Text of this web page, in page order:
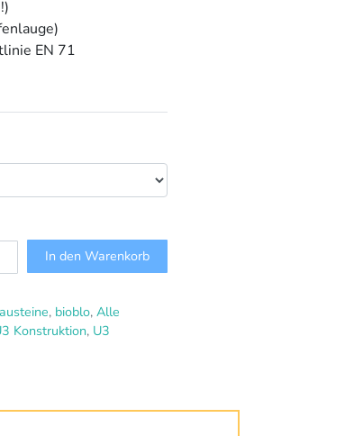
EN 71
In den Warenkorb
, bioblo, Alle
Konstruktion, U3